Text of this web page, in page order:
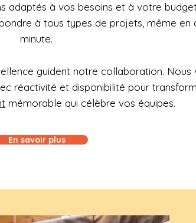
adaptés à vos besoins et à votre
à tous types de projets, même en
minute.
guident notre collaboration. Nous
réactivité et disponibilité pour
mémorable qui célèbre vos équipes.
En savoir plus